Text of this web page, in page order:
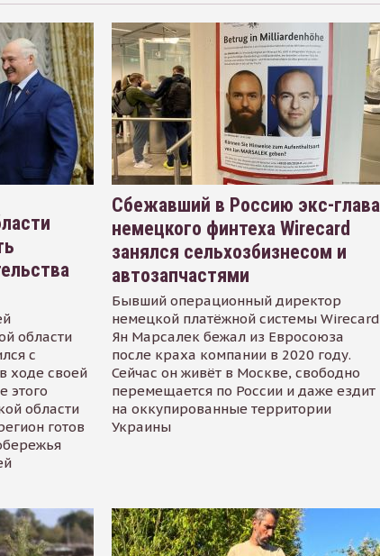
области
с
ходе своей
этого
области
готов
Сбежавший в Россию экс-глава
немецкого финтеха Wirecard
занялся сельхозбизнесом и
автозапчастями
Бывший операционный директор
немецкой платёжной системы Wirecard
Ян Марсалек бежал из Евросоюза
после краха компании в 2020 году.
Сейчас он живёт в Москве, свободно
перемещается по России и даже ездит
на оккупированные территории
Украины